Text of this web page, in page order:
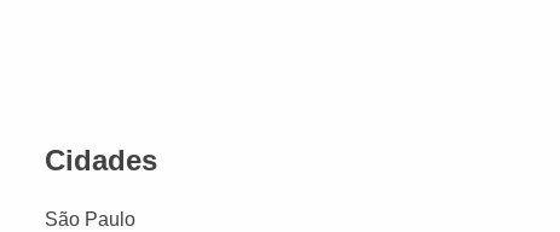
Cidades
São Paulo